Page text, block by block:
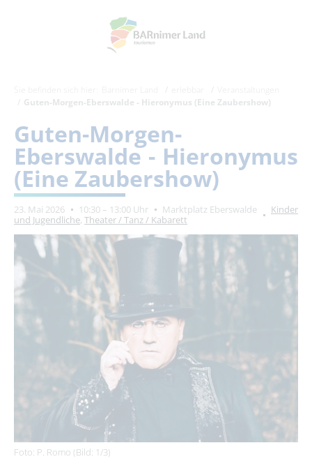
Guten-Morgen-Eberswalde - Hieronymus (Eine Zaubershow)
Guten-Morgen-
Eberswalde - Hieronymus
(Eine Zaubershow)
23. Mai 2026 10:30 – 13:00 Uhr Marktplatz Eberswalde
Kinder
und Jugendliche, Theater / Tanz / Kabarett
Foto: P. Romo (Bild: 1/3)